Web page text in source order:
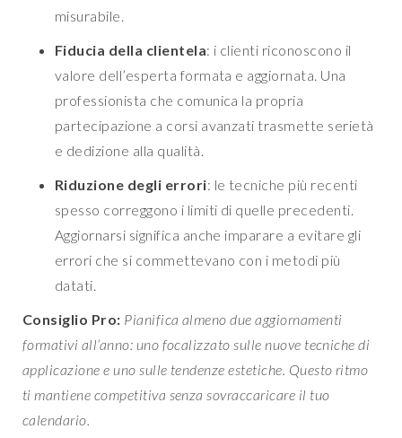
misurabile.
Fiducia della clientela: i clienti riconoscono il
valore dell’esperta formata e aggiornata. Una
professionista che comunica la propria
partecipazione a corsi avanzati trasmette serietà
e dedizione alla qualità.
Riduzione degli errori: le tecniche più recenti
spesso correggono i limiti di quelle precedenti.
Aggiornarsi significa anche imparare a evitare gli
errori che si commettevano con i metodi più
datati.
Consiglio Pro: Pianifica almeno due aggiornamenti
formativi all’anno: uno focalizzato sulle nuove tecniche di
applicazione e uno sulle tendenze estetiche. Questo ritmo
ti mantiene competitiva senza sovraccaricare il tuo
calendario.